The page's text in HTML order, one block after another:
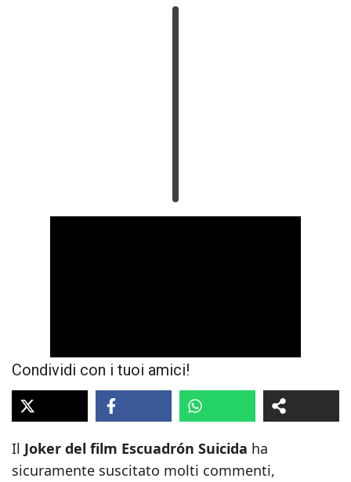
Condividi con i tuoi amici!
Il Joker del film Escuadrón Suicida ha
sicuramente suscitato molti commenti,